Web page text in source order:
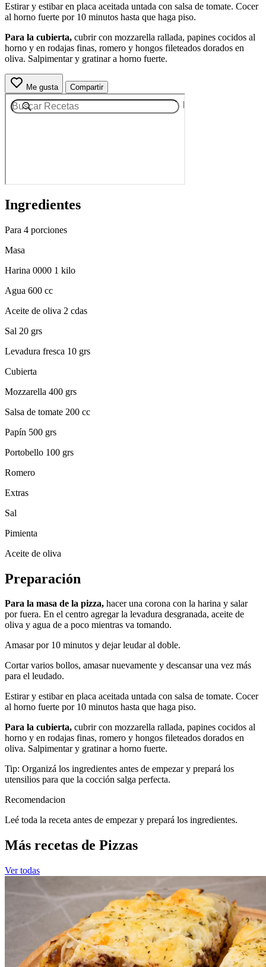
Estirar y estibar en placa aceitada untada con salsa de tomate. Cocer
al horno fuerte por 10 minutos hasta que haga piso.
Para la cubierta, cubrir con mozzarella rallada, papines cocidos al
horno y en rodajas finas, romero y hongos fileteados dorados en
oliva. Salpimentar y gratinar a horno fuerte.
Me gusta Compartir
Ingredientes
Para 4 porciones
Masa
Harina 0000 1 kilo
Agua 600 cc
Aceite de oliva 2 cdas
Sal 20 grs
Levadura fresca 10 grs
Cubierta
Mozzarella 400 grs
Salsa de tomate 200 cc
Papín 500 grs
Portobello 100 grs
Romero
Extras
Sal
Pimienta
Aceite de oliva
Preparación
Para la masa de la pizza, hacer una corona con la harina y salar
por fuera. En el centro agregar la levadura desgranada, aceite de
oliva y agua de a poco mientras va tomando.
Amasar por 10 minutos y dejar leudar al doble.
Cortar varios bollos, amasar nuevamente y descansar una vez más
para el leudado.
Estirar y estibar en placa aceitada untada con salsa de tomate. Cocer
al horno fuerte por 10 minutos hasta que haga piso.
Para la cubierta, cubrir con mozzarella rallada, papines cocidos al
horno y en rodajas finas, romero y hongos fileteados dorados en
oliva. Salpimentar y gratinar a horno fuerte.
Tip: Organizá los ingredientes antes de empezar y prepará los
utensilios para que la cocción salga perfecta.
Recomendacion
Leé toda la receta antes de empezar y prepará los ingredientes.
Más recetas de Pizzas
Ver todas